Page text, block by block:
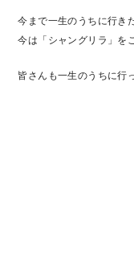
今まで一生のうちに行き
今は「シャングリラ」を
皆さんも一生のうちに行